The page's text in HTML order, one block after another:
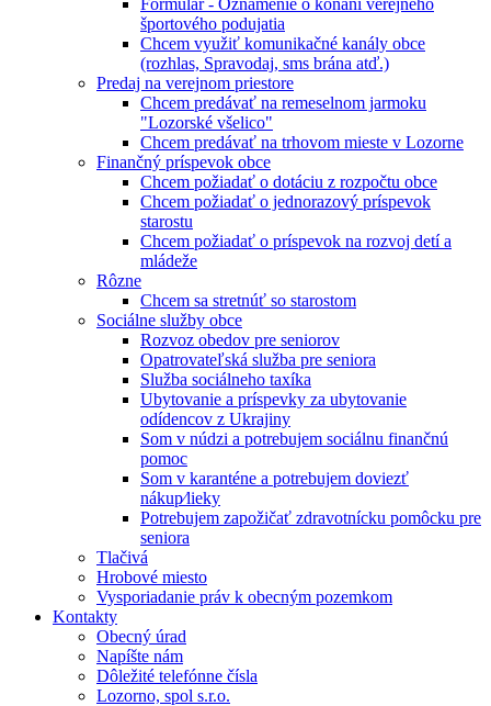
Formulár - Oznámenie o konaní verejného
športového podujatia
Chcem využiť komunikačné kanály obce
(rozhlas, Spravodaj, sms brána atď.)
Predaj na verejnom priestore
Chcem predávať na remeselnom jarmoku
"Lozorské všelico"
Chcem predávať na trhovom mieste v Lozorne
Finančný príspevok obce
Chcem požiadať o dotáciu z rozpočtu obce
Chcem požiadať o jednorazový príspevok
starostu
Chcem požiadať o príspevok na rozvoj detí a
mládeže
Rôzne
Chcem sa stretnúť so starostom
Sociálne služby obce
Rozvoz obedov pre seniorov
Opatrovateľská služba pre seniora
Služba sociálneho taxíka
Ubytovanie a príspevky za ubytovanie
odídencov z Ukrajiny
Som v núdzi a potrebujem sociálnu finančnú
pomoc
Som v karanténe a potrebujem doviezť
nákup⁄lieky
Potrebujem zapožičať zdravotnícku pomôcku pre
seniora
Tlačivá
Hrobové miesto
Vysporiadanie práv k obecným pozemkom
Kontakty
Obecný úrad
Napíšte nám
Dôležité telefónne čísla
Lozorno, spol s.r.o.